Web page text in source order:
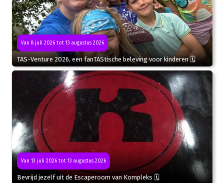
Van 8 juli 2026 tot 13 augustus 2026
TAS-Venture 2026, een fanTAStische beleving voor kinderen 🗓
Van 13 juli 2026 tot 13 augustus 2026
Bevrijd jezelf uit de Escaperoom van Kompleks 🗓